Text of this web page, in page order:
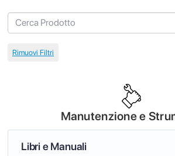
Manutenzione e
Libri e Manuali